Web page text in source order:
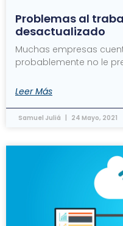
Problemas al
desactualizado
Muchas empresas
probablemente no le
Leer Más
Samuel Juliá 24 Mayo, 2021